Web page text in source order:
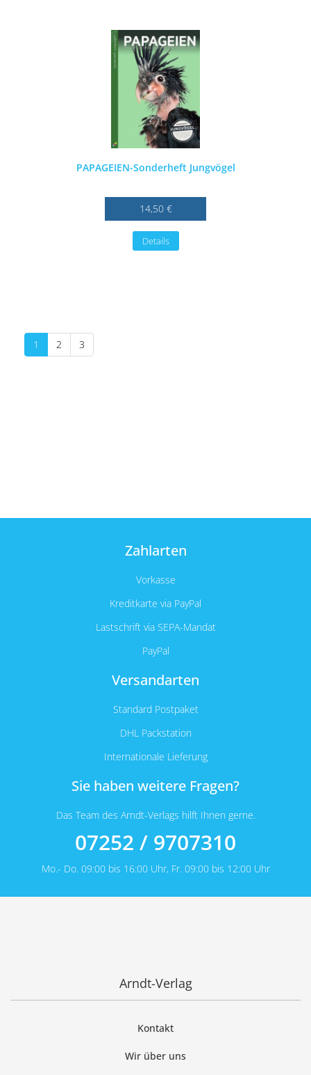
PAPAGEIEN-Sonderheft Jungvögel
14,50 €
Details
1 2 3
Zahlarten
Vorkasse
Kreditkarte via PayPal
Lastschrift via SEPA-Mandat
PayPal
Versandarten
Standard Postpaket
DHL Packstation
Internationale Lieferung
Sie haben weitere Fragen?
Das Team des Arndt-Verlags hilft Ihnen gerne.
07252 / 9707310
Mo.- Do. 09:00 bis 16:00 Uhr, Fr. 09:00 bis 12:00 Uhr
Arndt-Verlag
Kontakt
Wir über uns